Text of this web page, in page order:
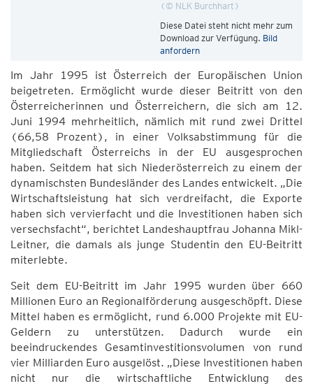
© NLK Burchhart
Diese Datei steht nicht mehr zum
Download zur Verfügung. Bild
anfordern
Im Jahr 1995 ist Österreich der Europäischen Union
beigetreten. Ermöglicht wurde dieser Beitritt von den
Österreicherinnen und Österreichern, die sich am 12.
Juni 1994 mehrheitlich, nämlich mit rund zwei Drittel
(66,58 Prozent), in einer Volksabstimmung für die
Mitgliedschaft Österreichs in der EU ausgesprochen
haben. Seitdem hat sich Niederösterreich zu einem der
dynamischsten Bundesländer des Landes entwickelt. „Die
Wirtschaftsleistung hat sich verdreifacht, die Exporte
haben sich vervierfacht und die Investitionen haben sich
versechsfacht“, berichtet Landeshauptfrau Johanna Mikl-
Leitner, die damals als junge Studentin den EU-Beitritt
miterlebte.
Seit dem EU-Beitritt im Jahr 1995 wurden über 660
Millionen Euro an Regionalförderung ausgeschöpft. Diese
Mittel haben es ermöglicht, rund 6.000 Projekte mit EU-
Geldern zu unterstützen. Dadurch wurde ein
beeindruckendes Gesamtinvestitionsvolumen von rund
vier Milliarden Euro ausgelöst. „Diese Investitionen haben
nicht nur die wirtschaftliche Entwicklung des